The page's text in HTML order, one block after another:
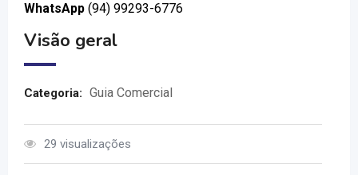
WhatsApp (94) 99293-6776
Visão geral
Categoria: Guia Comercial
29 visualizações